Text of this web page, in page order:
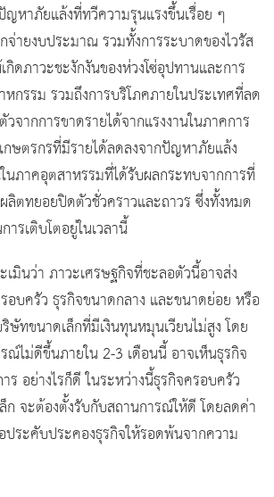
ญหาภัยแล้งที่ทวีความรุนแรงขึ้นเรื่อย ๆ
จ่ายงบประมาณ รวมทั้งการระบาดของไวรัส
กิดภาวะชะงักงันของห่วงโซ่อุปทานและการ
กรรม รวมถึงการบริโภคภายในประเทศที่ลด
จากการขาดรายได้จากแรงงานในภาคการ
กษตรกรที่มีรายได้ลดลงจากปัญหาภัยแล้ง
นภาคอุตสาหรรมที่ได้รับผลกระทบจากการที่
ลิตทยอยปิดตัวชั่วคราวและถาวร ซึ่งทั้งหมด
รเติบโตอยู่ในเวลานี้
มินว่า ภาวะเศรษฐกิจที่ชะลอตัวนี้อาจส่ง
อบครัว ธุรกิจขนาดกลาง และขนาดย่อย หรือ
ษัทขนาดเล็กที่มีเงินทุนหมุนเวียนไม่สูง โดย
ณ์ไม่ดีขึ้นภายใน 2-3 เดือนนี้ อาจเห็นธุรกิจ
ร อย่างไรก็ดี ในระหว่างนี้ธุรกิจครอบครัว
ก จะต้องตั้งรับกับสถานการณ์ให้ดี โดยลดค่า
ประคับประคองธุรกิจให้รอดพ้นจากความ